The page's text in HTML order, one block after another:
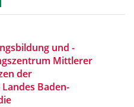
und -
Mittlerer
der
Baden-